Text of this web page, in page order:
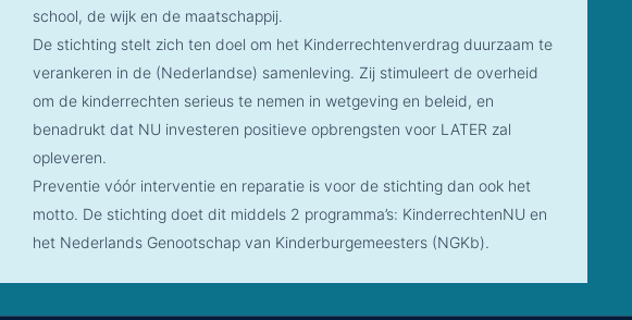
school, de wijk en de maatschappij.
De stichting stelt zich ten doel om het Kinderrechtenverdrag duurzaam te
verankeren in de (Nederlandse) samenleving. Zij stimuleert de overheid
om de kinderrechten serieus te nemen in wetgeving en beleid, en
benadrukt dat NU investeren positieve opbrengsten voor LATER zal
opleveren.
Preventie vóór interventie en reparatie is voor de stichting dan ook het
motto. De stichting doet dit middels 2 programma’s: KinderrechtenNU en
het Nederlands Genootschap van Kinderburgemeesters (NGKb).